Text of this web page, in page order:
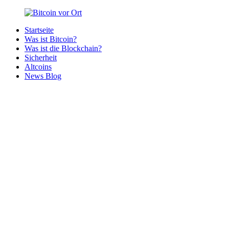
Zurück
Inhalt
Bitcoin
Bitcoins
deiner
Region
Startseite
Was ist Bitcoin?
Was ist die Blockchain?
Sicherheit
Altcoins
News Blog